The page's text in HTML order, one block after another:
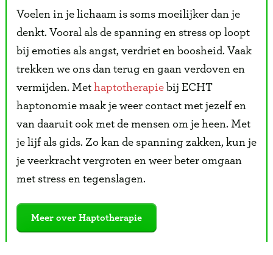
Voelen in je lichaam is soms moeilijker dan je
denkt. Vooral als de spanning en stress op loopt
bij emoties als angst, verdriet en boosheid. Vaak
trekken we ons dan terug en gaan verdoven en
vermijden. Met haptotherapie bij ECHT
haptonomie maak je weer contact met jezelf en
van daaruit ook met de mensen om je heen. Met
je lijf als gids. Zo kan de spanning zakken, kun je
je veerkracht vergroten en weer beter omgaan
met stress en tegenslagen.
Meer over Haptotherapie